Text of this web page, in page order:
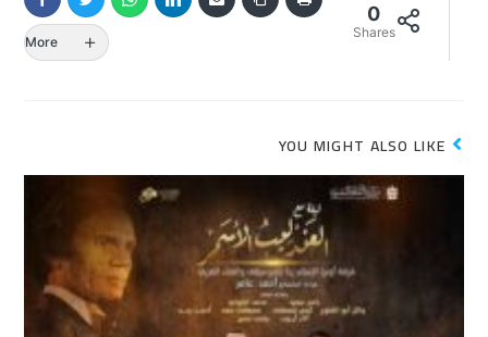
0
Shares
More
YOU MIGHT ALSO LIKE